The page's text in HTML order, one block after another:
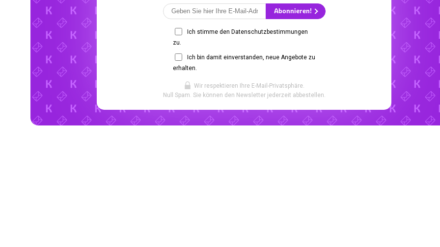
Abonnieren!
Ich stimme den Datenschutzbestimmungen
zu.
Ich bin damit einverstanden, neue Angebote zu
erhalten.
Wir respektieren Ihre E-Mail-Privatsphäre.
Null Spam. Sie können den Newsletter jederzeit abbestellen.